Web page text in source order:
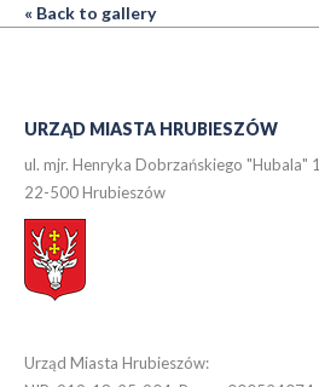
« Back to gallery
URZĄD MIASTA HRUBIESZÓW
ul. mjr. Henryka Dobrzańskiego "Hubala" 1
22-500 Hrubieszów
Urząd Miasta Hrubieszów: